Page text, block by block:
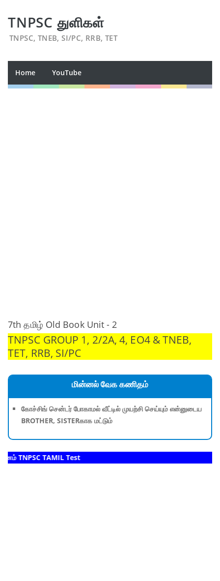
TNPSC துளிகள்
TNPSC, TNEB, SI/PC, RRB, TET
Home YouTube
7th தமிழ் Old Book Unit - 2
TNPSC GROUP 1, 2/2A, 4, EO4 & TNEB,
TET, RRB, SI/PC
மின்னல் வேக கணிதம்
கோச்சிங் சென்டர் போகாமல் வீட்டில் முயற்சி செய்யும் என்னுடைய
BROTHER, SISTERகாக மட்டும்
TNPSC TAMIL Test